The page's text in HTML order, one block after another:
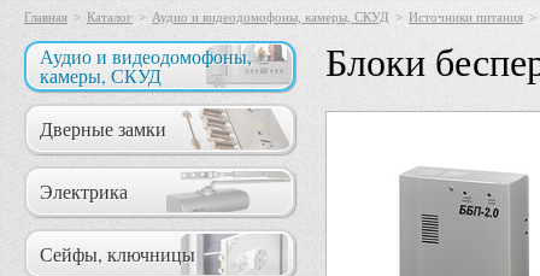
Главная > Каталог > Аудио и видеодомофоны, камеры, СКУД > Источники питания >
Блоки
Аудио и видеодомофоны,
камеры, СКУД
Дверные замки
Электрика
Сейфы, ключницы